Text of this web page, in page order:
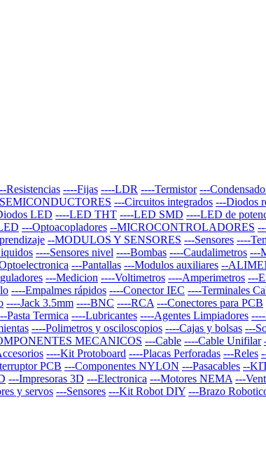
Resistencias ----Fijas ----LDR ----Termistor ---
---Circuitos integrados ---Diodos
LED ----LED THT ----LED SMD ----LED de
---Optoacopladores --MICROCONTROLADORES
--MODULOS Y SENSORES ---Sensores ----
----Sensores nivel ----Bombas ----Caudalimetros ---
---Pantallas ---Modulos auxiliares --
---Medicion ----Voltimetros ----Amperimetros ---
----Empalmes rápidos ----Conector IEC ----Terminales
----Jack 3.5mm ----BNC ----RCA ---Conectores para PCB
Pasta Termica ----Lubricantes ----Agentes Limpiadores
----Polimetros y osciloscopios ----Cajas y bolsas ---
MECANICOS ---Cable ----Cable Unifilar
----Kit Protoboard ----Placas Perforadas ---Reles
PCB ---Componentes NYLON ---Pasacables --
---Impresoras 3D ---Electronica ---Motores NEMA ---
y servos ---Sensores ---Kit Robot DIY ---Brazo